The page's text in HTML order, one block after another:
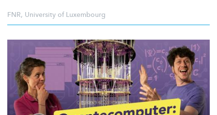
FNR, University of Luxembourg